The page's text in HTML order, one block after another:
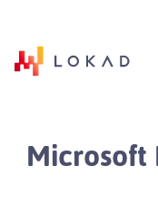
Microsoft